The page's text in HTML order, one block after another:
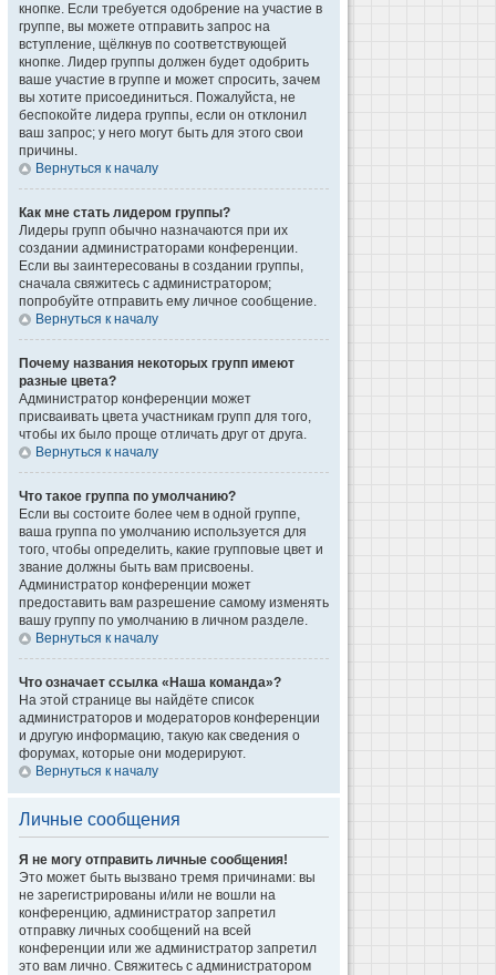
кнопке. Если требуется одобрение на участие в
группе, вы можете отправить запрос на
вступление, щёлкнув по соответствующей
кнопке. Лидер группы должен будет одобрить
ваше участие в группе и может спросить, зачем
вы хотите присоединиться. Пожалуйста, не
беспокойте лидера группы, если он отклонил
ваш запрос; у него могут быть для этого свои
причины.
Вернуться к началу
Как мне стать лидером группы?
Лидеры групп обычно назначаются при их
создании администраторами конференции.
Если вы заинтересованы в создании группы,
сначала свяжитесь с администратором;
попробуйте отправить ему личное сообщение.
Вернуться к началу
Почему названия некоторых групп имеют
разные цвета?
Администратор конференции может
присваивать цвета участникам групп для того,
чтобы их было проще отличать друг от друга.
Вернуться к началу
Что такое группа по умолчанию?
Если вы состоите более чем в одной группе,
ваша группа по умолчанию используется для
того, чтобы определить, какие групповые цвет и
звание должны быть вам присвоены.
Администратор конференции может
предоставить вам разрешение самому изменять
вашу группу по умолчанию в личном разделе.
Вернуться к началу
Что означает ссылка «Наша команда»?
На этой странице вы найдёте список
администраторов и модераторов конференции
и другую информацию, такую как сведения о
форумах, которые они модерируют.
Вернуться к началу
Личные сообщения
Я не могу отправить личные сообщения!
Это может быть вызвано тремя причинами: вы
не зарегистрированы и/или не вошли на
конференцию, администратор запретил
отправку личных сообщений на всей
конференции или же администратор запретил
это вам лично. Свяжитесь с администратором